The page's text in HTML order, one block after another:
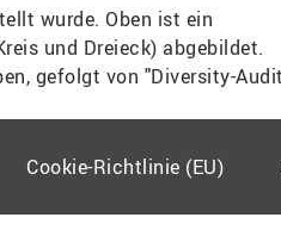
Cookie-Richtlinie (EU)